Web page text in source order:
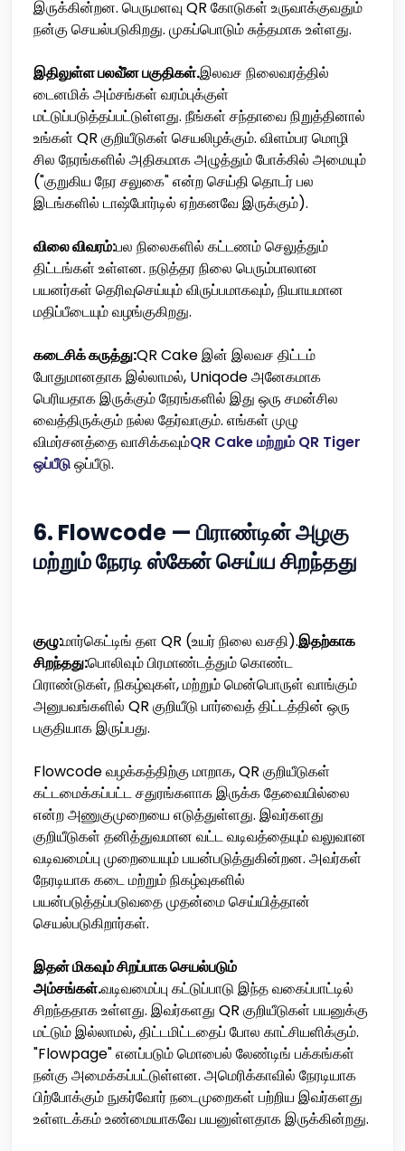
இருக்கின்றன. பெருமளவு QR கோடுகள் உருவாக்குவதும்
நன்கு செயல்படுகிறது. முகப்பொடும் சுத்தமாக உள்ளது.
இதிலுள்ள பலவீ்ன பகுதிகள்.இலவச நிலைவரத்தில்
டைனமிக் அம்சங்கள் வரம்புக்குள்
மட்டுப்படுத்தப்பட்டுள்ளது. நீங்கள் சந்தாவை நிறுத்தினால்
உங்கள் QR குறியீடுகள் செயலிழக்கும். விளம்பர மொழி
சில நேரங்களில் அதிகமாக அழுத்தும் போக்கில் அமையும்
("குறுகிய நேர சலுகை" என்ற செய்தி தொடர் பல
இடங்களில் டாஷ்போர்டில் ஏற்கனவே இருக்கும்).
விலை விவரம்:பல நிலைகளில் கட்டணம் செலுத்தும்
திட்டங்கள் உள்ளன. நடுத்தர நிலை பெரும்பாலான
பயனர்கள் தெரிவுசெய்யும் விருப்பமாகவும், நியாயமான
மதிப்பீடையும் வழங்குகிறது.
கடைசிக் கருத்து:QR Cake இன் இலவச திட்டம்
போதுமானதாக இல்லாமல், Uniqode அனேகமாக
பெரியதாக இருக்கும் நேரங்களில் இது ஒரு சமன்சில
வைத்திருக்கும் நல்ல தேர்வாகும். எங்கள் முழு
விமர்சனத்தை வாசிக்கவும்QR Cake மற்றும் QR Tiger
ஒப்பீடுஒப்பீடு.
6. Flowcode — பிராண்டின் அழகு
மற்றும் நேரடி ஸ்கேன் செய்ய சிறந்தது
குழு:மார்கெட்டிங் தள QR (உயர் நிலை வசதி).இதற்காக
சிறந்தது:பொலிவும் பிரமாண்டத்தும் கொண்ட
பிராண்டுகள், நிகழ்வுகள், மற்றும் மென்பொருள் வாங்கும்
அனுபவங்களில் QR குறியீடு பார்வைத் திட்டத்தின் ஒரு
பகுதியாக இருப்பது.
Flowcode வழக்கத்திற்கு மாறாக, QR குறியீடுகள்
கட்டமைக்கப்பட்ட சதுரங்களாக இருக்க தேவையில்லை
என்ற அணுகுமுறையை எடுத்துள்ளது. இவர்களது
குறியீடுகள் தனித்துவமான வட்ட வடிவத்தையும் வலுவான
வடிவமைப்பு முறையையும் பயன்படுத்துகின்றன. அவர்கள்
நேரடியாக கடை மற்றும் நிகழ்வுகளில்
பயன்படுத்தப்படுவதை முதன்மை செய்யித்தான்
செயல்படுகிறார்கள்.
இதன் மிகவும் சிறப்பாக செயல்படும்
அம்சங்கள்.வடிவமைப்பு கட்டுப்பாடு இந்த வகைப்பாட்டில்
சிறந்ததாக உள்ளது. இவர்களது QR குறியீடுகள் பயனுக்கு
மட்டும் இல்லாமல், திட்டமிட்டதைப் போல காட்சியளிக்கும்.
"Flowpage" எனப்படும் மொபைல் லேண்டிங் பக்கங்கள்
நன்கு அமைக்கப்பட்டுள்ளன. அமெரிக்காவில் நேரடியாக
பிற்போக்கும் நுகர்வோர் நடைமுறைகள் பற்றிய இவர்களது
உள்ளடக்கம் உண்மையாகவே பயனுள்ளதாக இருக்கின்றது.